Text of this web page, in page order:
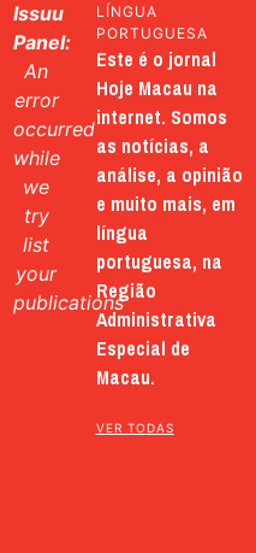
Issuu
Panel:
An
error
occurred
while
we
try
list
your
publications
LÍNGUA
PORTUGUESA
Este é o jornal
Hoje Macau na
internet. Somos
as notícias, a
análise, a opinião
e muito mais, em
língua
portuguesa, na
Região
Administrativa
Especial de
Macau.
VER TODAS